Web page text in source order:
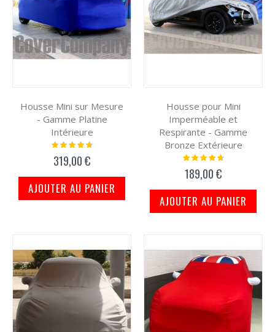
Housse Mini sur Mesure
- Gamme Platine
Intérieure
Notation:
319,00 €
AJOUTER AU PANIER
Housse pour Mini
Imperméable et
Respirante - Gamme
Bronze Extérieure
Notation:
189,00 €
AJOUTER AU PANIER